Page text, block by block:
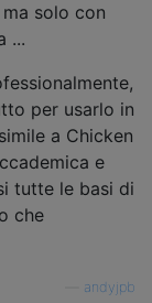
solo con
...
per usarlo in
a Chicken
e
tutte le basi di
che
andyjpb